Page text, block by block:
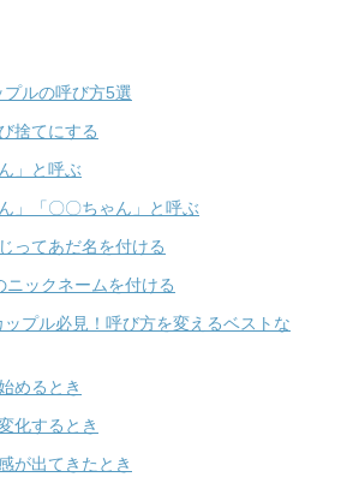
ルの呼び方5選
捨てにする
」と呼ぶ
」「〇〇ちゃん」と呼ぶ
ってあだ名を付ける
ニックネームを付ける
プル必見！呼び方を変えるベストな
めるとき
化するとき
が出てきたとき